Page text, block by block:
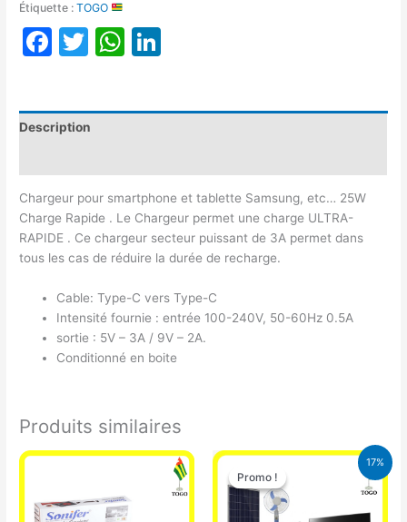
Étiquette :TOGO
Facebook
TwitterWhatsApp
Description
Chargeur pour smartphone et tablette Samsung, etc… 25W
Charge Rapide . Le Chargeur permet une charge ULTRA-
RAPIDE . Ce chargeur secteur puissant de 3A permet dans
tous les cas de réduire la durée de recharge.
Cable: Type-C vers Type-C
Intensité fournie : entrée 100-240V, 50-60Hz 0.5A
sortie : 5V – 3A / 9V – 2A.
Conditionné en boite
Produits similaires
17%
Promo !
Promo !
Le
initial
était :
430.000 CFA.
Le
prix
actuel
est :
355.000